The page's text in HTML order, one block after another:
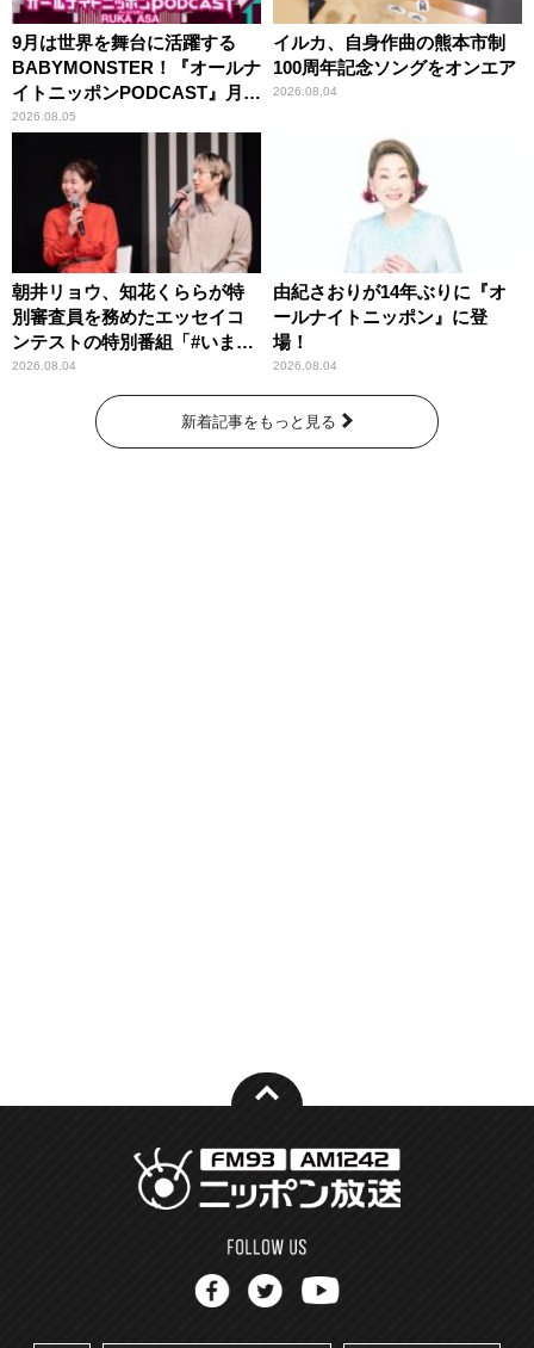
9月は世界を舞台に活躍する
BABYMONSTER！『オールナ
イトニッポンPODCAST』月替
わりパーソナリティ
2026.08.05
イルカ、自身作曲の熊本市制
100周年記念ソングをオンエア
2026.08.04
朝井リョウ、知花くららが特
別審査員を務めたエッセイコ
ンテストの特別番組「#いまあ
なたに伝えたいこと」
2026.08.04
由紀さおりが14年ぶりに『オ
ールナイトニッポン』に登
場！
2026.08.04
新着記事をもっと見る